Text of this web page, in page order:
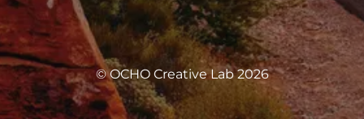
© OCHO Creative Lab 2026